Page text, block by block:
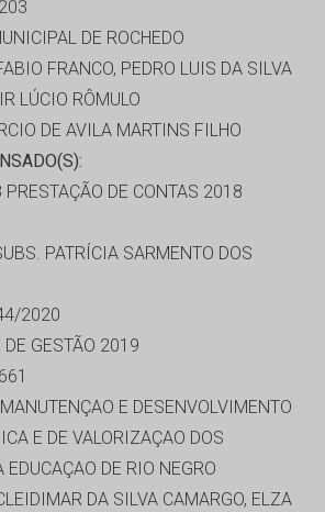
DE ROCHEDO
FRANCO, PEDRO LUIS DA SILVA
LÚCIO RÔMULO
DE AVILA MARTINS FILHO
DE CONTAS 2018
PATRÍCIA SARMENTO DOS
2020
DE GESTÃO 2019
E DESENVOLVIMENTO
E DE VALORIZAÇAO DOS
DE RIO NEGRO
DA SILVA CAMARGO, ELZA